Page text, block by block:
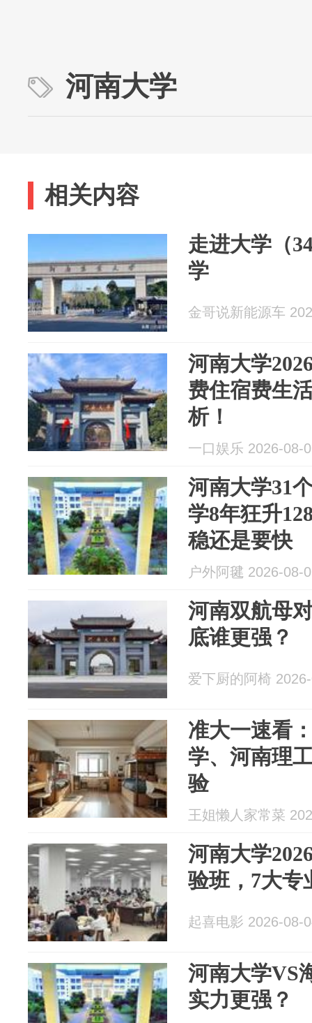
河南大学
相关内容
走进大学（
学
金哥说新能源车
河南大学
费住宿费生
析！
一口娱乐 2026-08-
河南大学31
学8年狂升
稳还是要快
户外阿毽 2026-08-
河南双航母
底谁更强？
爱下厨的阿椅
准大一速看
学、河南理
验
王姐懒人家常菜
河南大学
验班，7大专
起喜电影 2026-08-
河南大学VS
实力更强？